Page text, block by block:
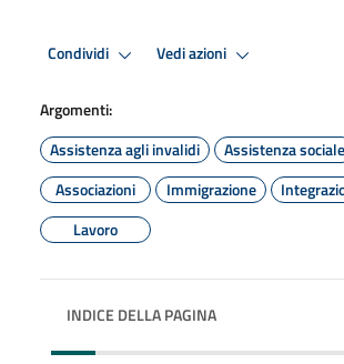
Condividi Vedi azioni
Argomenti:
Assistenza agli invalidi
Assistenza sociale
Associazioni
Immigrazione
Lavoro
INDICE DELLA PAGINA